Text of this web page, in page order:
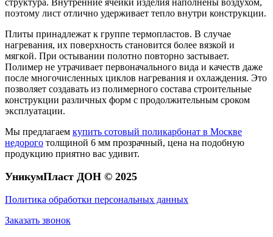
структура. Внутренние ячейки изделия наполнены воздухом,
поэтому лист отлично удерживает тепло внутри конструкции.
Плиты принадлежат к группе термопластов. В случае
нагревания, их поверхность становится более вязкой и
мягкой. При остывании полотно повторно застывает.
Полимер не утрачивает первоначального вида и качеств даже
после многочисленных циклов нагревания и охлаждения. Это
позволяет создавать из полимерного состава строительные
конструкции различных форм с продолжительным сроком
эксплуатации.
Мы предлагаем купить сотовый поликарбонат в Москве
недорого толщиной 6 мм прозрачный, цена на подобную
продукцию приятно вас удивит.
УникумПласт ДОН © 2025
Политика обработки персональных данных
Заказать звонок